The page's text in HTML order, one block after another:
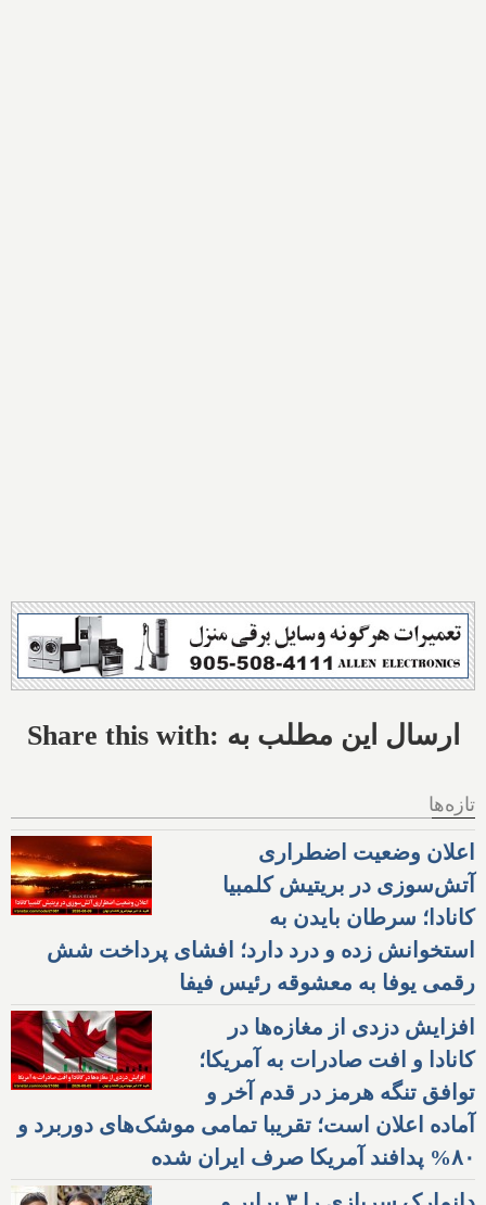
Share this with: ارسال این مطلب به
تازه‌ها
اعلان وضعیت اضطراری
آتش‌سوزی در بریتیش کلمبیا
کانادا؛ سرطان بایدن به
استخوانش زده و درد دارد؛ افشای پرداخت شش
رقمی یوفا به معشوقه رئیس فیفا
افزایش دزدی از مغازه‌ها در
کانادا و افت صادرات به آمریکا؛
توافق تنگه هرمز در قدم آخر و
آماده اعلان است؛ تقریبا تمامی موشک‌های دوربرد و
۸۰% پدافند آمریکا صرف ایران شده